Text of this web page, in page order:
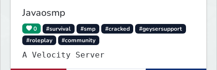
Javaosmp
0 #survival #smp #cracked
#geysersupport
#roleplay
#community
A Velocity Server